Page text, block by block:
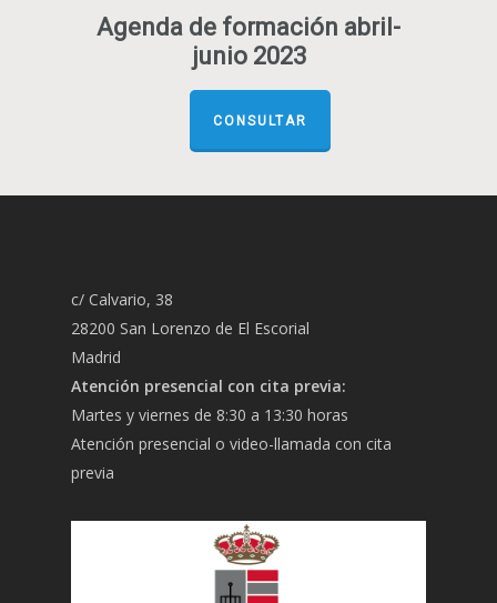
Agenda de formación abril-
junio 2023
CONSULTAR
c/ Calvario, 38
28200 San Lorenzo de El Escorial
Madrid
Atención presencial con cita previa:
Martes y viernes de 8:30 a 13:30 horas
Atención presencial o video-llamada con cita
previa